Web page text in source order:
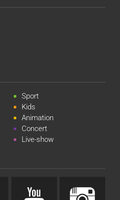
Sport
Kids
Animation
Concert
Live-show